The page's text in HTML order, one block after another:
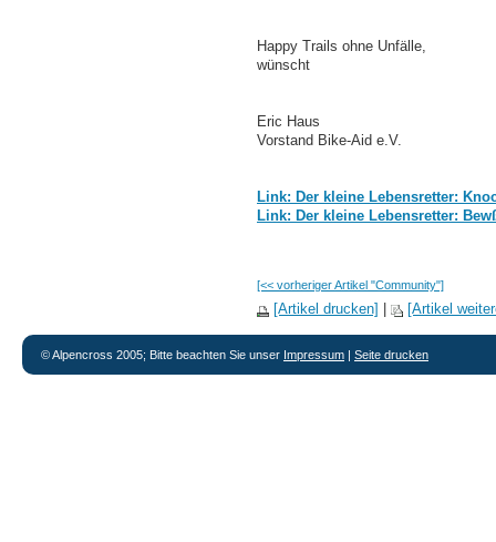
Happy Trails ohne Unfälle,
wünscht
Eric Haus
Vorstand Bike-Aid e.V.
Link: Der kleine Lebensretter:
Link: Der kleine Lebensretter:
[<< vorheriger Artikel "Community"]
[Artikel drucken] [Artikel
© Alpencross 2005; Bitte beachten Sie unser Impressum Seite drucken